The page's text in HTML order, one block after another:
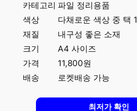
카테고리 파일 정리용품
색상
다채로운 색상 중 택 1
재질
내구성 좋은 소재
크기
A4 사이즈
가격
11,800원
배송
로켓배송 가능
최저가 확인